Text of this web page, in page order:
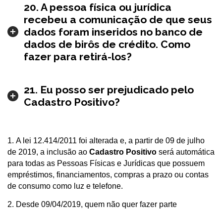
20. A pessoa física ou jurídica
recebeu a comunicação de que seus
dados foram inseridos no banco de
dados de birôs de crédito. Como
fazer para retirá-los?
21. Eu posso ser prejudicado pelo
Cadastro Positivo?
1. A lei 12.414/2011 foi alterada e, a partir de 09 de julho
de 2019, a inclusão ao Cadastro Positivo será automática
para todas as Pessoas Físicas e Jurídicas que possuem
empréstimos, financiamentos, compras a prazo ou contas
de consumo como luz e telefone.
2. Desde 09/04/2019, quem não quer fazer parte